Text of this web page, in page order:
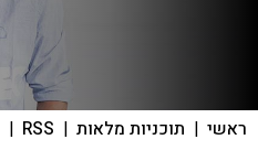
ראשי | תוכניות מלאות |
RSS
|